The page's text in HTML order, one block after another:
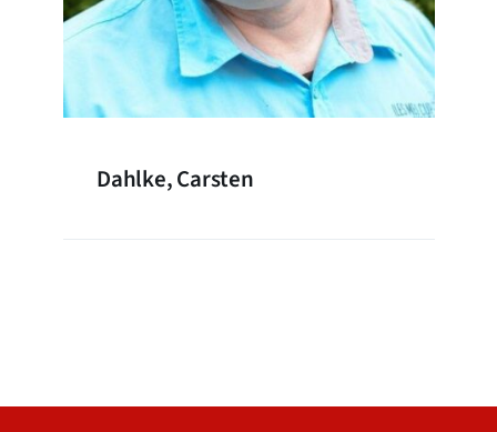
Dahlke, Carsten